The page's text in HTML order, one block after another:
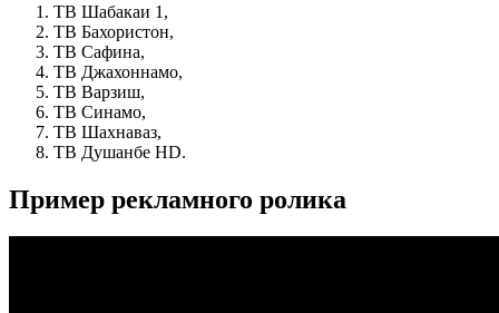
ТВ Шабакаи 1,
ТВ Бахористон,
ТВ Сафина,
ТВ Джахоннамо,
ТВ Варзиш,
ТВ Синамо,
ТВ Шахнаваз,
ТВ Душанбе HD.
Пример рекламного ролика